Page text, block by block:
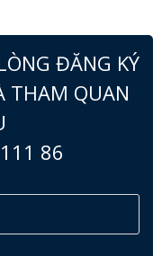
ĐĂNG KÝ
THAM QUAN
86